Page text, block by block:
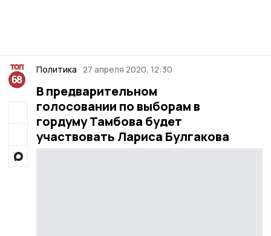
Политика 27 апреля 2020, 12:30
В предварительном
голосовании по выборам в
гордуму Тамбова будет
участвовать Лариса Булгакова